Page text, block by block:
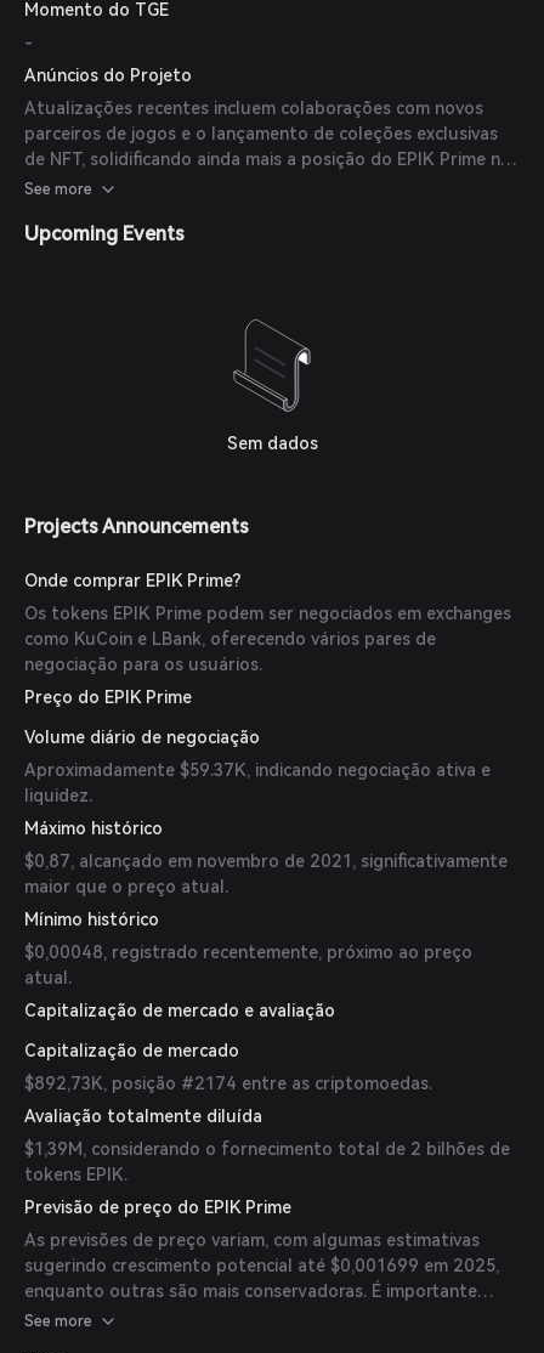
Momento do TGE
-
Anúncios do Projeto
Atualizações recentes incluem colaborações com novos
parceiros de jogos e o lançamento de coleções exclusivas
de NFT, solidificando ainda mais a posição do EPIK Prime nos
setores de jogos e blockchain.
See more
Upcoming Events
Sem dados
Projects Announcements
Onde comprar EPIK Prime?
Os tokens EPIK Prime podem ser negociados em exchanges
como KuCoin e LBank, oferecendo vários pares de
negociação para os usuários.
Preço do EPIK Prime
Volume diário de negociação
Aproximadamente $59.37K, indicando negociação ativa e
liquidez.
Máximo histórico
$0,87, alcançado em novembro de 2021, significativamente
maior que o preço atual.
Mínimo histórico
$0,00048, registrado recentemente, próximo ao preço
atual.
Capitalização de mercado e avaliação
Capitalização de mercado
$892,73K, posição #2174 entre as criptomoedas.
Avaliação totalmente diluída
$1,39M, considerando o fornecimento total de 2 bilhões de
tokens EPIK.
Previsão de preço do EPIK Prime
As previsões de preço variam, com algumas estimativas
sugerindo crescimento potencial até $0,001699 em 2025,
enquanto outras são mais conservadoras. É importante
notar que são especulativas e devem ser consideradas com
See more